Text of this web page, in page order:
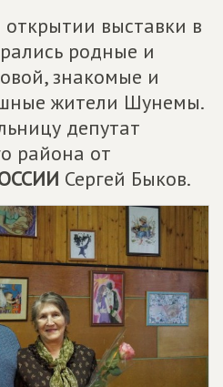
выставки в
родные и
знакомые и
жители Шунемы.
депутат
района от
Сергей Быков.